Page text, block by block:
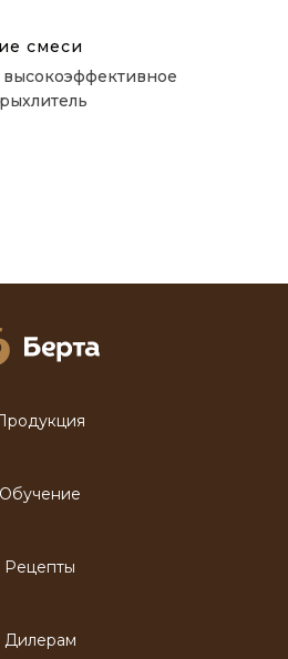
смеси
Обучение
Рецепты
Дилерам